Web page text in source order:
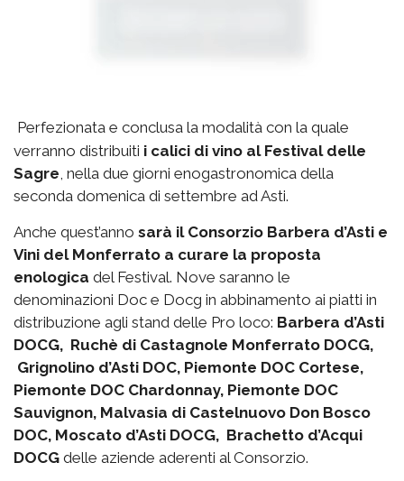
Perfezionata e conclusa la modalità con la quale
verranno distribuiti i calici di vino al Festival delle
Sagre , nella due giorni enogastronomica della
seconda domenica di settembre ad Asti.
Anche quest’anno sarà il Consorzio Barbera d’Asti e
Vini del Monferrato a curare la proposta
enologica del Festival. Nove saranno le
denominazioni Doc e Docg in abbinamento ai piatti in
distribuzione agli stand delle Pro loco: Barbera d’Asti
DOCG, Ruchè di Castagnole Monferrato DOCG,
Grignolino d’Asti DOC, Piemonte DOC Cortese,
Piemonte DOC Chardonnay, Piemonte DOC
Sauvignon, Malvasia di Castelnuovo Don Bosco
DOC, Moscato d’Asti DOCG, Brachetto d’Acqui
DOCG delle aziende aderenti al Consorzio.